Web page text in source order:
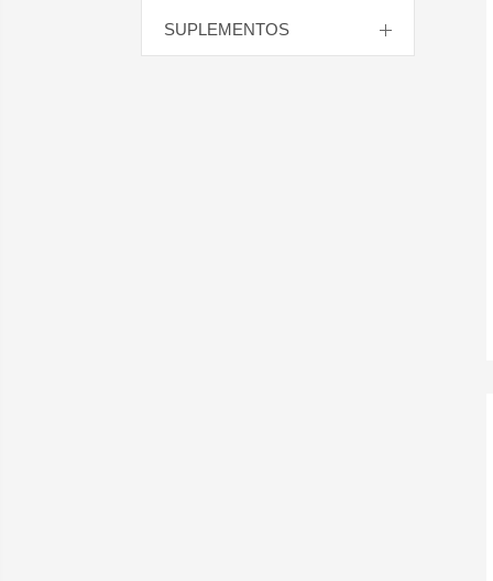
SUPLEMENTOS